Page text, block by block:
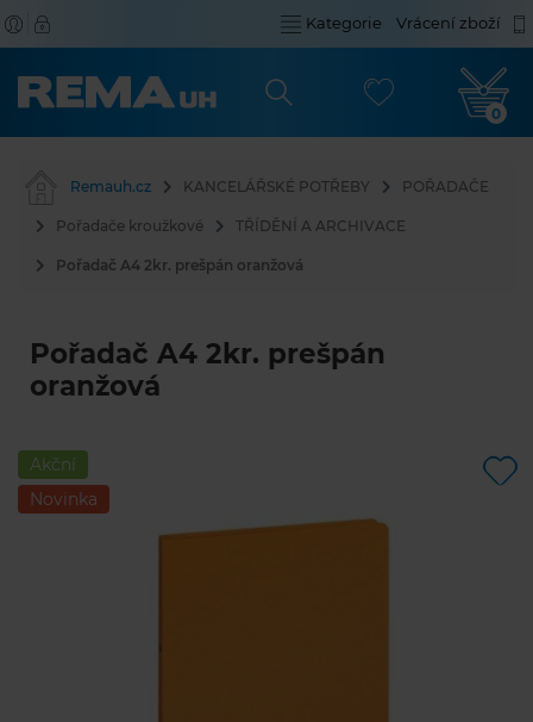
Kategorie Vrácení zboží
0
Remauh.cz KANCELÁŘSKÉ POTŘEBY POŘADAČE
Pořadače kroužkové TŘÍDĚNÍ A ARCHIVACE
Pořadač A4 2kr. prešpán oranžová
Pořadač A4 2kr. prešpán
oranžová
Akční
Novinka